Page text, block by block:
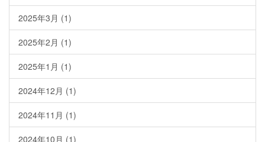
2025年3月 (1)
2025年2月 (1)
2025年1月 (1)
2024年12月 (1)
2024年11月 (1)
2024年10月 (1)